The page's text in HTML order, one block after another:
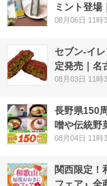
ミント登場
08月06日 11時
セブン-イ
定発売｜名
08月03日 11時
長野県150
噌や伝統野
08月04日 11時
関西限定！
フェア』全